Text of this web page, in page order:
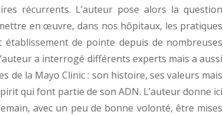
récurrents. L’auteur pose alors la question
en œuvre, dans nos hôpitaux, les pratiques
de pointe depuis de nombreuses
a interrogé différents experts mais a aussi
de la Mayo Clinic : son histoire, ses valeurs mais
qui font partie de son ADN. L’auteur donne ici
avec un peu de bonne volonté, être mises